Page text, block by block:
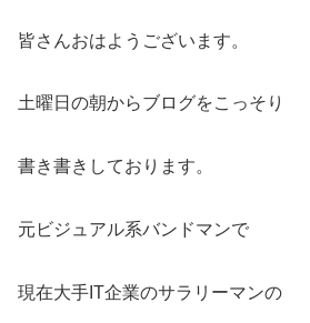
皆さんおはようございます。
土曜日の朝からブログをこっそり
書き書きしております。
元ビジュアル系バンドマンで
現在大手IT企業のサラリーマンの